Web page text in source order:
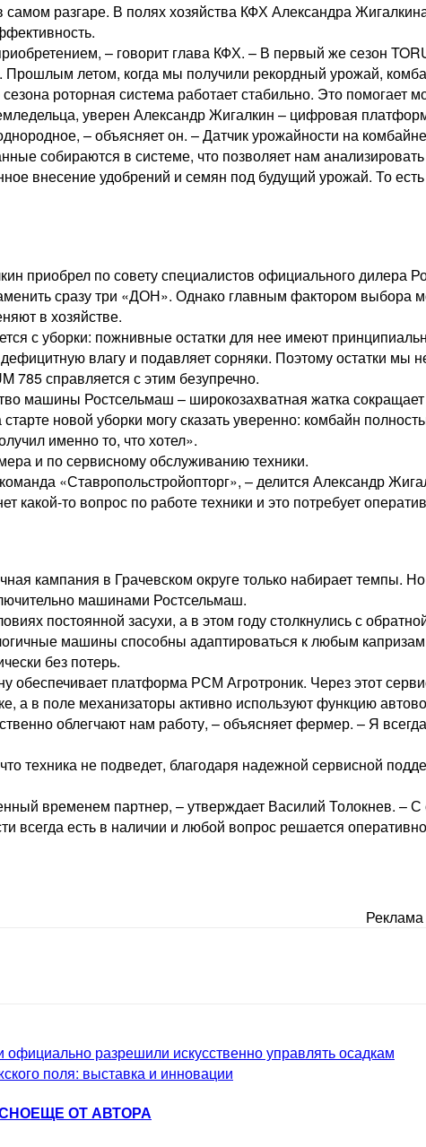
разгаре. В полях хозяйства КФХ Александра
– говорит глава КФХ. – В первый же сезон
Прошлым летом, когда мы получили рекордный урожай,
роторная система работает стабильно. Это помогает
уверен Александр Жигалкин – цифровая
– объясняет он. – Датчик урожайности на
собираются в системе, что позволяет нам
внесение удобрений и семян под будущий урожай. То
приобрел по совету специалистов официального
сразу три «ДОН». Однако главным фактором выбора
в хозяйстве.
с уборки: пожнивные остатки для нее имеют
дефицитную влагу и подавляет сорняки. Поэтому остатки
785 справляется с этим безупречно.
машины Ростсельмаш – широкозахватная жатка
новой уборки могу сказать уверенно: комбайн
именно то, что хотел».
и по сервисному обслуживанию техники.
«Ставропольстройопторг», – делится Александр
какой-то вопрос по работе техники и это потребует
кампания в Грачевском округе только набирает темпы.
машинами Ростсельмаш.
постоянной засухи, а в этом году столкнулись с
машины способны адаптироваться к любым
без потерь.
обеспечивает платформа РСМ Агротроник. Через этот
а в поле механизаторы активно используют функцию
облегчают нам работу, – объясняет фермер. – Я
техника не подведет, благодаря надежной сервисной
временем партнер, – утверждает Василий Толокнев. –
всегда есть в наличии и любой вопрос решается
Реклама
официально разрешили искусственно управлять осадкам
поля: выставка и инновации
ЕЩЕ ОТ АВТОРА